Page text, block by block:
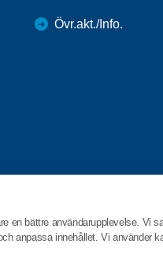
en bättre användarupplevelse. Vi
anpassa innehållet. Vi använder
Övr.akt./Info.